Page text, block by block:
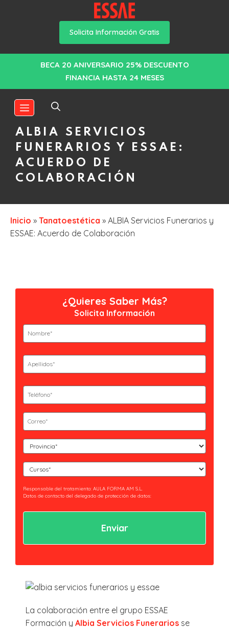
Solicita Información Gratis
BECA 20 ANIVERSARIO 25% DESCUENTO
FINANCIA HASTA 24 MESES
ALBIA SERVICIOS
FUNERARIOS Y ESSAE:
ACUERDO DE
COLABORACIÓN
Inicio » Tanatoestética » ALBIA Servicios Funerarios y
ESSAE: Acuerdo de Colaboración
¿Quieres Saber Más?
Solicita Información
Nombre
(Obligatorio)
Apellidos
(Obligatorio)
Teléfono
(Obligatorio)
Email
(Obligatorio)
Curso
Cursos
Responsable del tratamiento: AULA FORMA AM S.L.
Datos de contacto del delegado de protección de datos:
Legitimación: Tratamientos sometidos al cumplimiento de obligación legal
los derechos reconocidos por la normativa aplicable en la política de
La colaboración entre el grupo ESSAE
Formación y Albia Servicios Funerarios se